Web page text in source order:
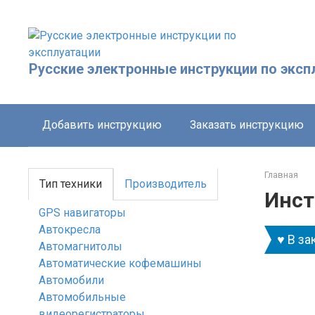
контенту
Русские электронные инструкции по
Добавить инструкцию Заказать инструкцию
Главная
♥ В
Тип техники Производитель
GPS навигаторы
Автокресла
Автомагнитолы
Автоматические кофемашины
Автомобили
Автомобильные